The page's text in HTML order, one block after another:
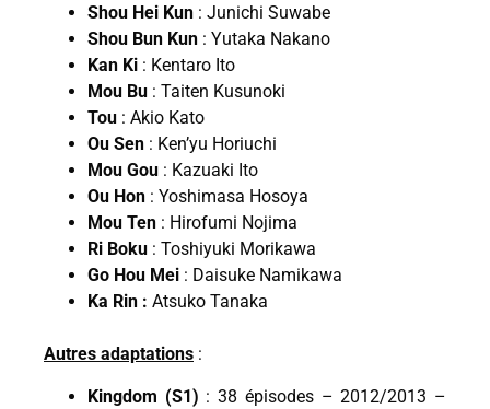
Shou Hei Kun : Junichi Suwabe
Shou Bun Kun : Yutaka Nakano
Kan Ki : Kentaro Ito
Mou Bu : Taiten Kusunoki
Tou : Akio Kato
Ou Sen : Ken’yu Horiuchi
Mou Gou : Kazuaki Ito
Ou Hon : Yoshimasa Hosoya
Mou Ten : Hirofumi Nojima
Ri Boku : Toshiyuki Morikawa
Go Hou Mei : Daisuke Namikawa
Ka Rin : Atsuko Tanaka
Autres adaptations :
Kingdom (S1) : 38 épisodes – 2012/2013 –